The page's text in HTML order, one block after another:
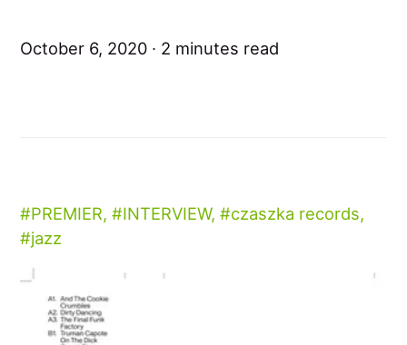
October 6, 2020 2 minutes read
PREMIER, INTERVIEW, czaszka records,
jazz